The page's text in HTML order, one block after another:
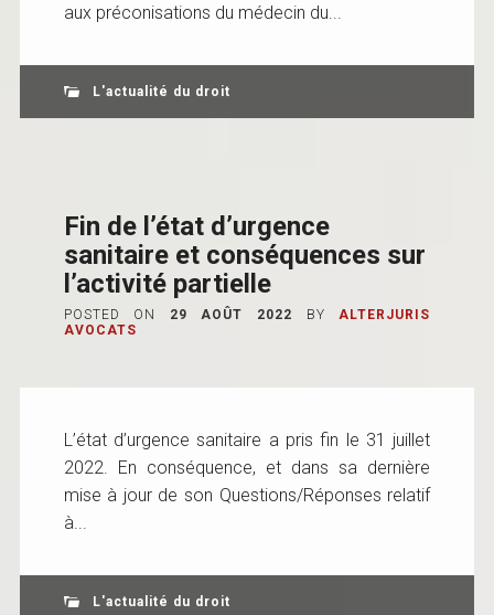
aux préconisations du médecin du...
L'actualité du droit
Fin de l’état d’urgence
sanitaire et conséquences sur
l’activité partielle
POSTED ON 29 AOÛT 2022 BY
ALTERJURIS
AVOCATS
L’état d’urgence sanitaire a pris fin le 31 juillet
2022. En conséquence, et dans sa dernière
mise à jour de son Questions/Réponses relatif
à...
L'actualité du droit